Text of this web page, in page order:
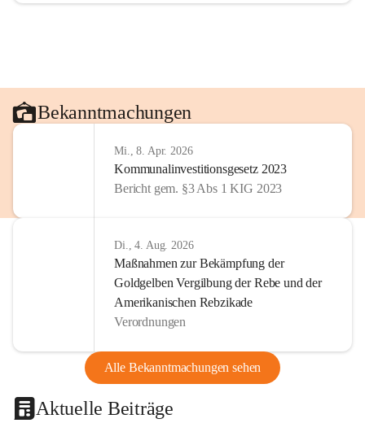
Bekanntmachungen
Mi., 8. Apr. 2026
Kommunalinvestitionsgesetz 2023
Bericht gem. §3 Abs 1 KIG 2023
Di., 4. Aug. 2026
Maßnahmen zur Bekämpfung der
Goldgelben Vergilbung der Rebe und der
Amerikanischen Rebzikade
Verordnungen
Alle Bekanntmachungen sehen
Aktuelle Beiträge